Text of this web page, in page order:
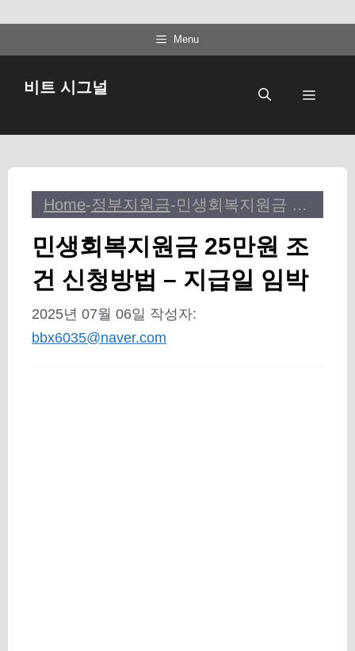
텐
뛰
Menu
비트 시그널 메
Home-정부지원금- 민생회복지원금 25만원 조건 신청방법 – 지급일 임박
민생회복지원금 25만원 조
건 신청방법 – 지급일 임박
2025년 07월 06일 작성자:
bbx6035@naver.com